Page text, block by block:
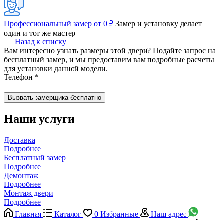
Профессиональный замер от 0 ₽ Замер и установку делает
один и тот же мастер
Назад к списку
Вам интересно узнать размеры этой двери? Подайте запрос на
бесплатный замер, и мы предоставим вам подробные расчеты
для установки данной модели.
Телефон *
Наши услуги
Доставка
Подробнее
Бесплатный замер
Подробнее
Демонтаж
Подробнее
Монтаж двери
Подробнее
Главная
Каталог 0 Избранные
Наш адрес